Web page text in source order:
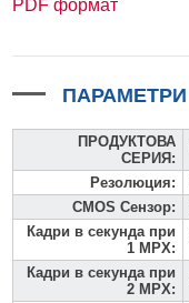
PDF формат
ПАРАМЕТРИ
ПРОДУКТОВА
СЕРИЯ:
Резолюция:
CMOS Сензор:
Кадри в секунда при
1 MPX:
Кадри в секунда при
2 MPX: